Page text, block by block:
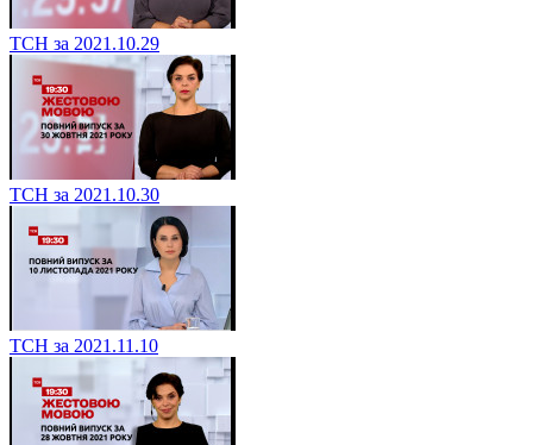
ТСН за 2021.10.29
ТСН за 2021.10.30
ТСН за 2021.11.10